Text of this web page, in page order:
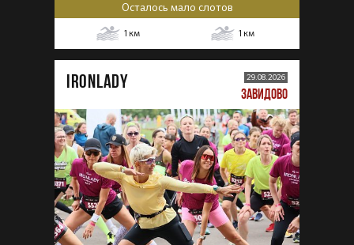
Осталось мало слотов
1 км 1 км
IRONLADY 29.08.2026
ЗАВИДОВО